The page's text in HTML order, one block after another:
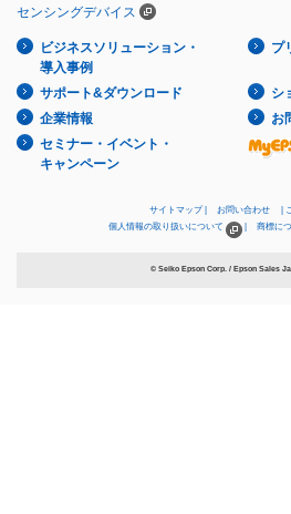
センシングデバイス
ビジネスソリューション・
導入事例
プ
サポート&ダウンロード
シ
企業情報
お
セミナー・イベント・
キャンペーン
サイトマップ お問い合わせ
個人情報の取り扱いについて
商標に
© Seiko Epson Corp. / Epson Sales